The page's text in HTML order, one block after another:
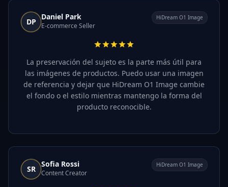
DP
Daniel Park
E-commerce Seller
HiDream O1 Image
La preservación del sujeto es la parte más útil para
las imágenes de productos. Puedo usar una imagen
de referencia y dejar que HiDream O1 Image cambie
el fondo o el estilo mientras mantengo la forma del
producto reconocible.
SR
Sofia Rossi
Content Creator
HiDream O1 Image